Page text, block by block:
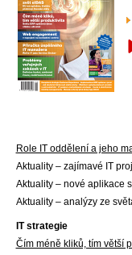
Role IT oddělení a jeho
Aktuality – zajímavé IT
Aktuality – nové aplikace
Aktuality – analýzy ze
IT strategie
Čím méně kliků, tím větší